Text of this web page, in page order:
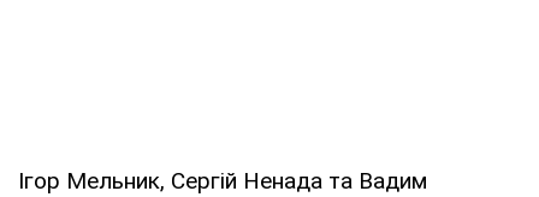
Ігор Мельник, Сергій Ненада та Вадим